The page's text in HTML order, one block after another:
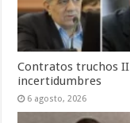
Contratos truchos
incertidumbres
6 agosto, 2026